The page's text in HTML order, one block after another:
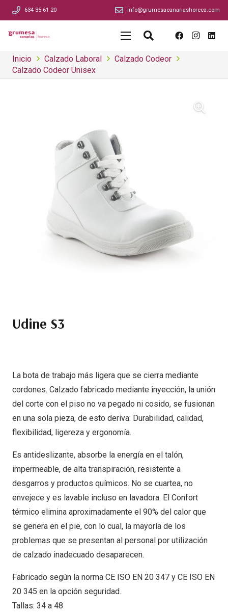
634 35 61 20 info@grumesacanariashoreca.com
Inicio Calzado Laboral
Calzado Codeor
Calzado Codeor Unisex
Udine S3
La bota de trabajo más ligera que se cierra mediante
cordones. Calzado fabricado mediante inyección, la unión
del corte con el piso no va pegado ni cosido, se fusionan
en una sola pieza, de esto deriva: Durabilidad, calidad,
flexibilidad, ligereza y ergonomía.
Es antideslizante, absorbe la energía en el talón,
impermeable, de alta transpiración, resistente a
desgarros y productos químicos. No se cuartea, no
envejece y es lavable incluso en lavadora. El Confort
térmico elimina aproximadamente el 90% del calor que
se genera en el pie, con lo cual, la mayoría de los
problemas que se presentan al personal por utilización
de calzado inadecuado desaparecen.
Fabricado según la norma CE ISO EN 20 347 y CE ISO EN
20 345 en la opción seguridad.
Tallas: 34 a 48